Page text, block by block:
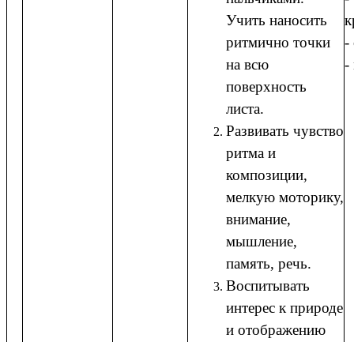
Учить наносить
ритмично точки
на всю
поверхность
листа.
Развивать чувство
ритма и
композиции,
мелкую моторику,
внимание,
мышление,
память, речь.
Воспитывать
интерес к природе
и отображению
-
-